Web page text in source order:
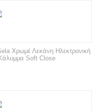
Χρωμέ Λεκάνη Ηλεκτρονική
Soft Close